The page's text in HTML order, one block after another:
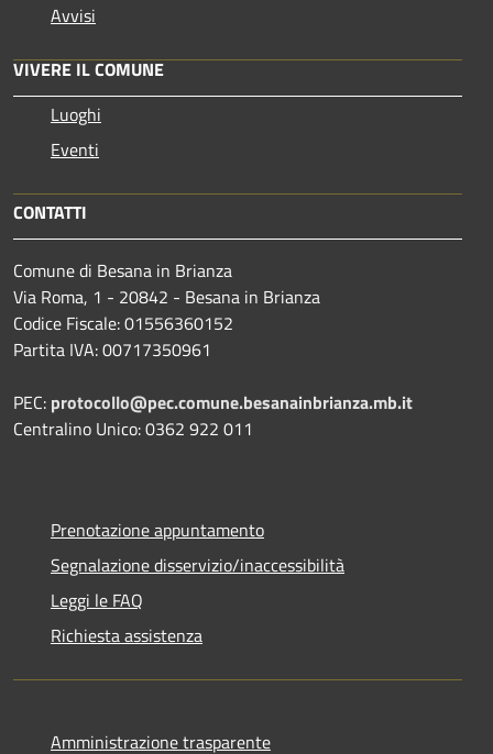
Avvisi
VIVERE IL COMUNE
Luoghi
Eventi
CONTATTI
Comune di Besana in Brianza
Via Roma, 1 - 20842 - Besana in Brianza
Codice Fiscale: 01556360152
Partita IVA: 00717350961
PEC: protocollo@pec.comune.besanainbrianza.mb.it
Centralino Unico: 0362 922 011
Prenotazione appuntamento
Segnalazione disservizio/inaccessibilità
Leggi le FAQ
Richiesta assistenza
Amministrazione trasparente